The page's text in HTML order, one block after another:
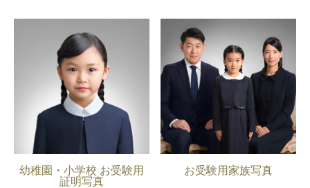
幼稚園・小学校 お受験用
証明写真
お受験用家族写真